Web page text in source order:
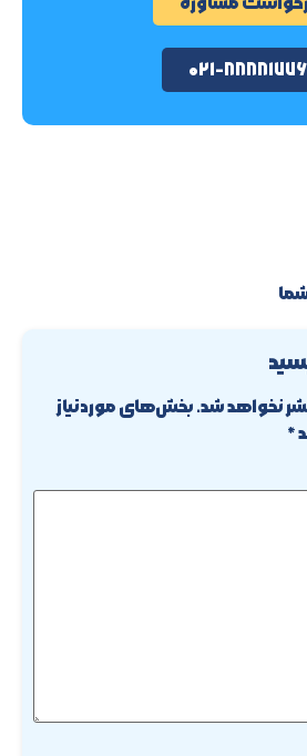
۰۲۱-۸۸۸۸۱۷۷۶
نخواهد شد.بخش‌های موردنیاز
*